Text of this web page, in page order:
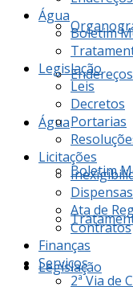
Endereços
Água
Boletim
Legislação
Água
Boletim
Legislação
Leis
Decretos
Portarias
Licitações
Dispensas
Ata de
Contratos
Finanças
Serviços
2ª Via de